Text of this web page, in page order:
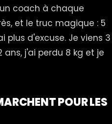
coach à chaque
et le truc magique : 5
plus d'excuse. Je viens 3
j'ai perdu 8 kg et je
POUR LES